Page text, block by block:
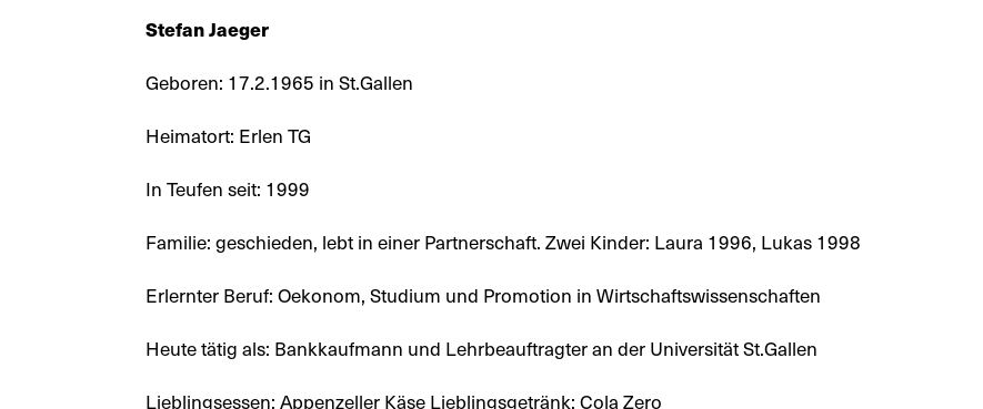
Stefan Jaeger
Geboren: 17.2.1965 in St.Gallen
Heimatort: Erlen TG
In Teufen seit: 1999
Familie: geschieden, lebt in einer Partnerschaft. Zwei Kinder: Laura 1996, Lukas 1998
Erlernter Beruf: Oekonom, Studium und Promotion in Wirtschaftswissenschaften
Heute tätig als: Bankkaufmann und Lehrbeauftragter an der Universität St.Gallen
Lieblingsessen: Appenzeller Käse Lieblingsgetränk: Cola Zero